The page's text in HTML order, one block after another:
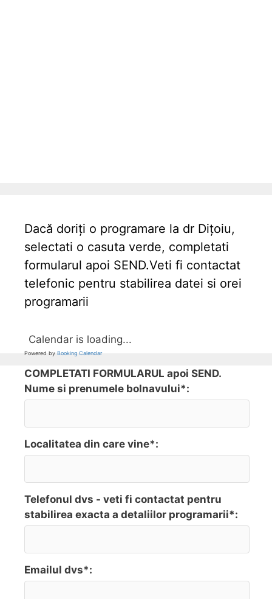
Dacă doriți o programare la dr Dițoiu,
selectati o casuta verde, completati
formularul apoi SEND.Veti fi contactat
telefonic pentru stabilirea datei si orei
programarii
Calendar is loading...
Powered by Booking Calendar
COMPLETATI FORMULARUL apoi SEND.
Nume si prenumele bolnavului*:
Localitatea din care vine*:
Telefonul dvs - veti fi contactat pentru
stabilirea exacta a detaliilor programarii*:
Emailul dvs*: